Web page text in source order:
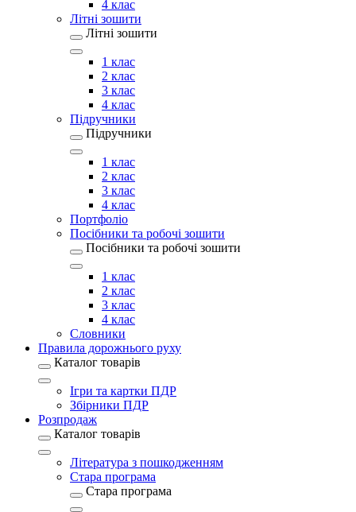
4 клас
Літні зошити
Літні зошити
1 клас
2 клас
3 клас
4 клас
Підручники
Підручники
1 клас
2 клас
3 клас
4 клас
Портфоліо
Посібники та робочі зошити
Посібники та робочі зошити
1 клас
2 клас
3 клас
4 клас
Словники
Правила дорожнього руху
Каталог товарів
Ігри та картки ПДР
Збірники ПДР
Розпродаж
Каталог товарів
Література з пошкодженням
Стара програма
Стара програма